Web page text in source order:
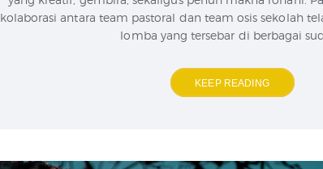
kolaborasi antara team pastoral dan team osis sekolah
lomba yang tersebar di berbagai
KEEP READING